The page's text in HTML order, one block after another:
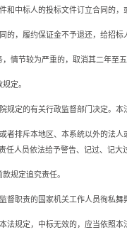
和中标人的投标文件订立合同的
的，履约保证金不予退还，给招
情节较为严重的，取消其二年
定。
规定的有关行政监督部门决定。
者排斥本地区、本系统以外的法
任人员依法给予警告、记过、记
规定追究责任。
督职责的国家机关工作人员徇私
法规定，中标无效的，应当依照